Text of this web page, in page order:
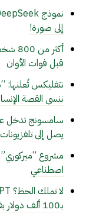
إلى صورة!
قبل فوات الأوان
نتفليكس
ننسى القصة
يصل إلى تلفزيونات 2025
مشروع
اصطناعي
بـ100 ألف دولار بفضل أرقامه الذكية